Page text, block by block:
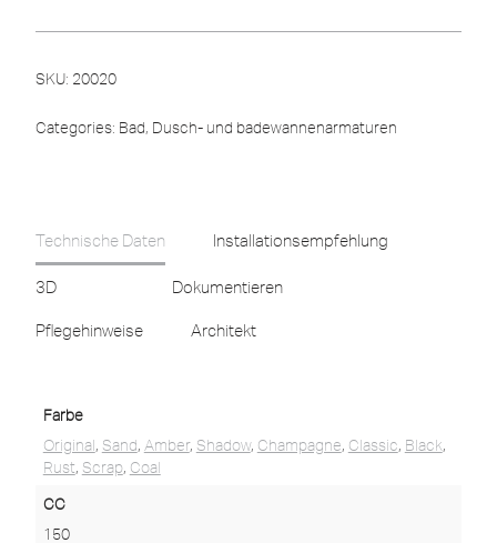
SKU: 20020
Categories: Bad, Dusch- und badewannenarmaturen
Technische Daten Installationsempfehlung
3D Dokumentieren
Pflegehinweise Architekt
Farbe
Original, Sand, Amber, Shadow, Champagne, Classic, Black,
Rust, Scrap, Coal
CC
150